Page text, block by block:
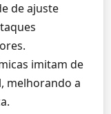
de ajuste
imitam de
melhorando a